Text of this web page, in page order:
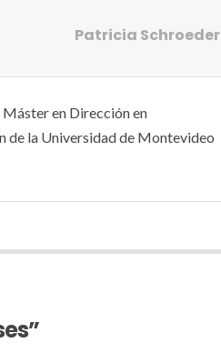
Patricia Schroeder
en Dirección en
de la Universidad de Montevideo